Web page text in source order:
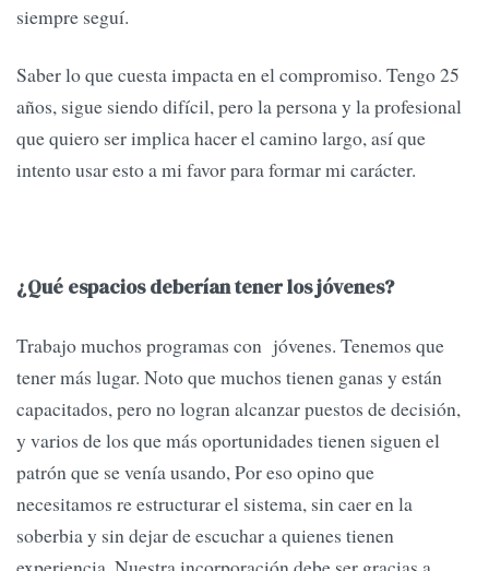
siempre seguí.
Saber lo que cuesta impacta en el compromiso. Tengo 25
años, sigue siendo difícil, pero la persona y la profesional
que quiero ser implica hacer el camino largo, así que
intento usar esto a mi favor para formar mi carácter.
¿Qué espacios deberían tener los jóvenes?
Trabajo muchos programas con jóvenes. Tenemos que
tener más lugar. Noto que muchos tienen ganas y están
capacitados, pero no logran alcanzar puestos de decisión,
y varios de los que más oportunidades tienen siguen el
patrón que se venía usando, Por eso opino que
necesitamos re estructurar el sistema, sin caer en la
soberbia y sin dejar de escuchar a quienes tienen